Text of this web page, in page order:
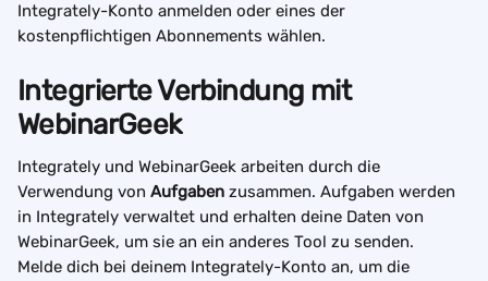
Integrately-Konto anmelden oder eines der
kostenpflichtigen Abonnements wählen.
Integrierte Verbindung mit
WebinarGeek
Integrately und WebinarGeek arbeiten durch die
Verwendung von Aufgaben zusammen. Aufgaben werden
in Integrately verwaltet und erhalten deine Daten von
WebinarGeek, um sie an ein anderes Tool zu senden.
Melde dich bei deinem Integrately-Konto an, um die